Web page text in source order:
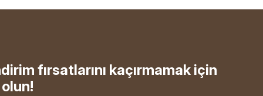
fırsatlarını kaçırmamak için